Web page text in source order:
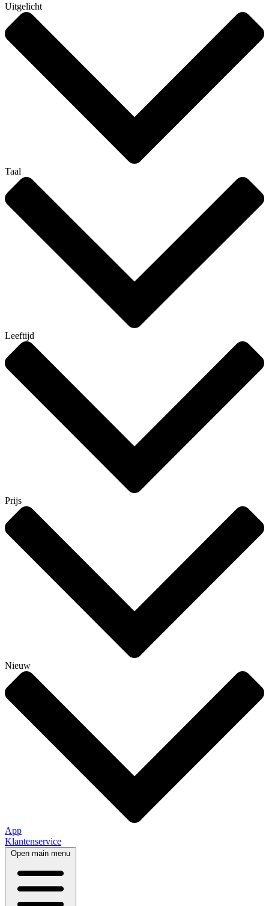
Uitgelicht
Taal
Leeftijd
Prijs
Nieuw
App
Klantenservice
Open main menu